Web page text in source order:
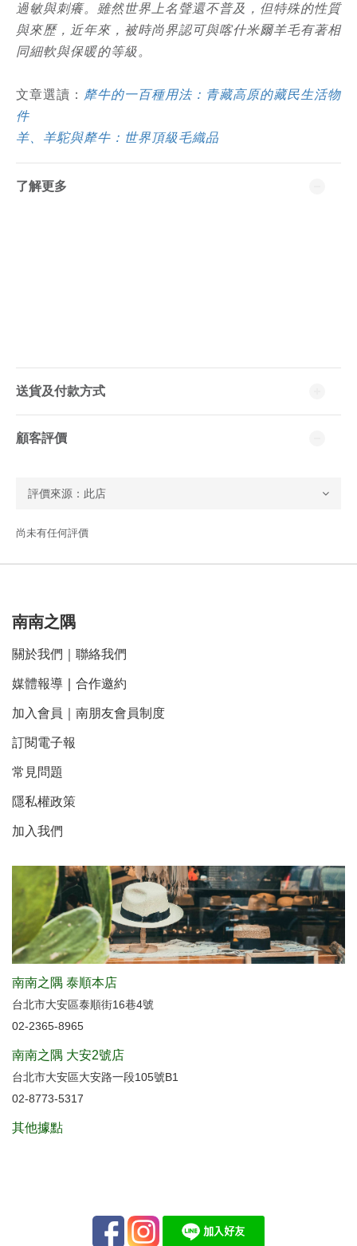
過敏與刺癢。雖然世界上名聲還不普及，但特殊的性質
與來歷，近年來，被時尚界認可與喀什米爾羊毛有著相
同細軟與保暖的等級。
文章選讀： 犛牛的一百種用法：青藏高原的藏民生活物
件
羊、羊駝與犛牛：世界頂級毛織品
了解更多
送貨及付款方式
顧客評價
尚未有任何評價
南南之隅
關於我們 聯絡我們
媒體報導 合作邀約
加入會員｜南朋友會員制度
訂閱電子報
常見問題
隱私權政策
加入我們
南南之隅 泰順本店
台北市大安區泰順街16巷4號
02-2365-8965
南南之隅 大安2號店
台北市大安區大安路一段105號B1
02-8773-5317
其他據點